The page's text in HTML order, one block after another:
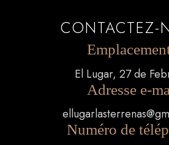
CONTACTEZ-
El Lugar, 27 de
Adresse e-
Numéro de